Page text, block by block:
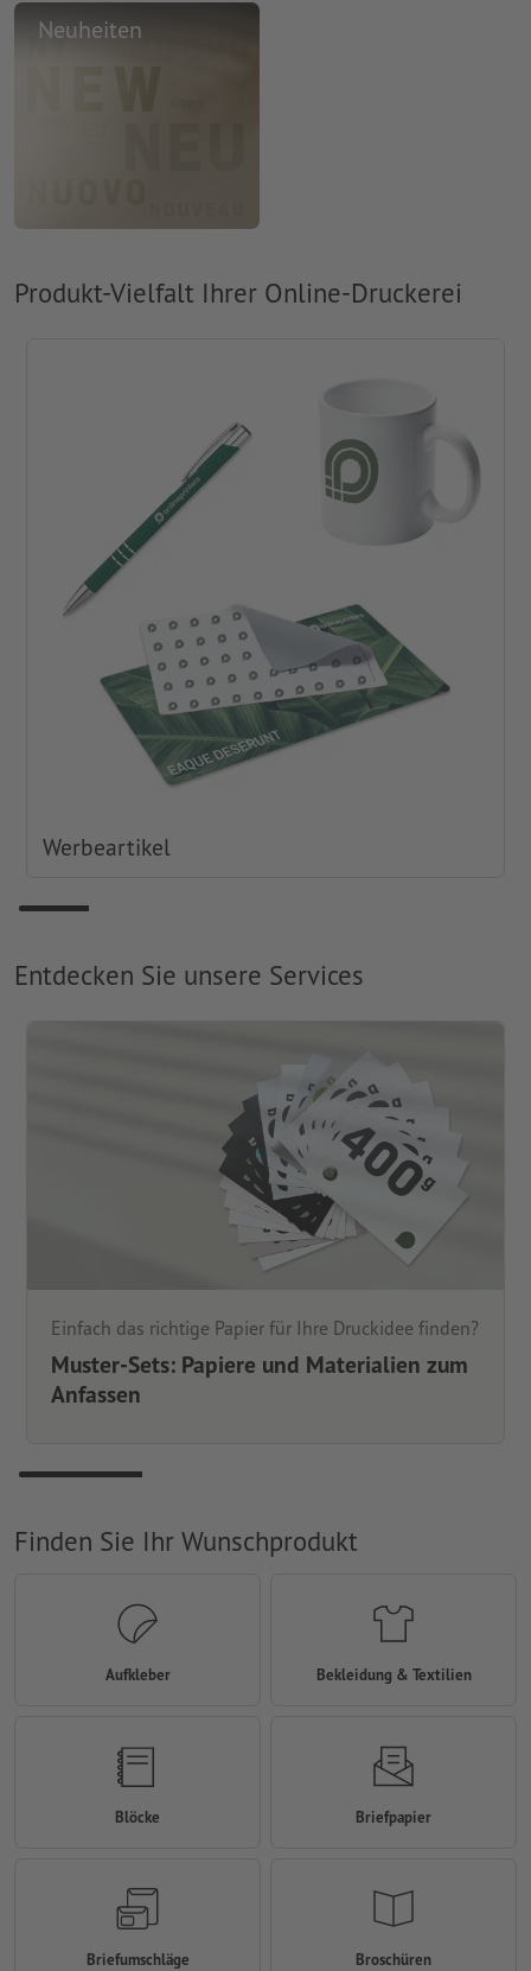
Neuheiten
Produkt-Vielfalt Ihrer Online-Druckerei
Werbeartikel
Entdecken Sie unsere Services
Einfach das richtige Papier für Ihre Druckidee finden?
Muster-Sets: Papiere und Materialien zum
Anfassen
Finden Sie Ihr Wunschprodukt
Aufkleber Bekleidung & Textilien
Blöcke Briefpapier
Briefumschläge Broschüren